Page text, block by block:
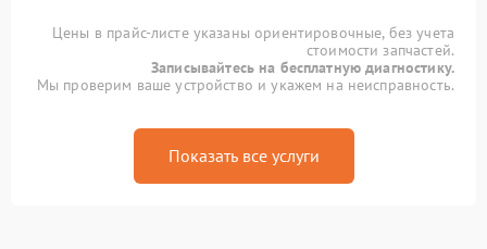
Цены в прайс-листе указаны ориентировочные, без учета
стоимости запчастей.
Записывайтесь на бесплатную диагностику.
Мы проверим ваше устройство и укажем на неисправность.
Показать все услуги